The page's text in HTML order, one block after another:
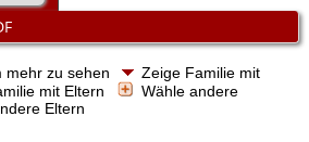
mehr zu sehen
Zeige Familie mit
mit Eltern
Wähle andere
Eltern